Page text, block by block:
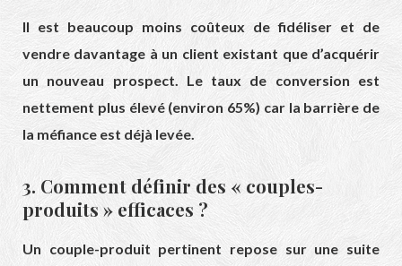
Il est beaucoup moins coûteux de fidéliser et de
vendre davantage à un client existant que d’acquérir
un nouveau prospect. Le taux de conversion est
nettement plus élevé (environ 65%) car la barrière de
la méfiance est déjà levée.
3. Comment définir des « couples-
produits » efficaces ?
Un couple-produit pertinent repose sur une suite